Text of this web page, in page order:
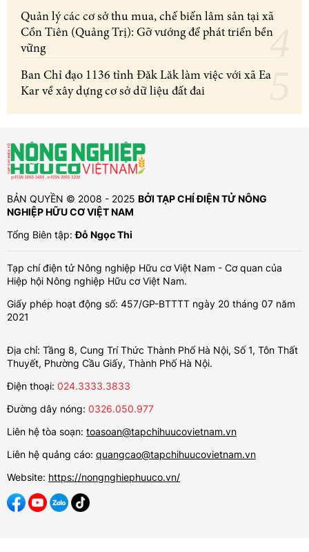
Quản lý các cơ sở thu mua, chế biến lâm sản tại xã
Cồn Tiên (Quảng Trị): Gỡ vướng để phát triển bền
vững
Ban Chỉ đạo 1136 tỉnh Đăk Lăk làm việc với xã Ea
Kar về xây dựng cơ sở dữ liệu đất đai
BẢN QUYỀN © 2008 - 2025 BỞI TẠP CHÍ ĐIỆN TỬ NÔNG
NGHIỆP HỮU CƠ VIỆT NAM
Tổng Biên tập:Đỗ Ngọc Thi
Tạp chí điện tử Nông nghiệp Hữu cơ Việt Nam - Cơ quan của
Hiệp hội Nông nghiệp Hữu cơ Việt Nam.
Giấy phép hoạt động số: 457/GP-BTTTT ngày 20 tháng 07 năm
2021
Địa chỉ: Tầng 8, Cung Trí Thức Thành Phố Hà Nội, Số 1, Tôn Thất
Thuyết, Phường Cầu Giấy, Thành Phố Hà Nội.
Điện thoại: 024.3333.3833
Đường dây nóng: 0326.050.977
Liên hệ tòa soạn: toasoan@tapchihuucovietnam.vn
Liên hệ quảng cáo: quangcao@tapchihuucovietnam.vn
Website: https://nongnghiephuuco.vn/